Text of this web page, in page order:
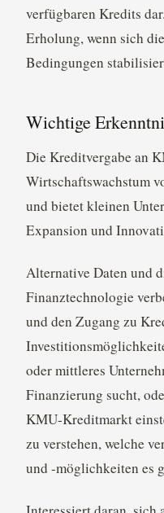
verfügbaren Kredits
Erholung, wenn sich
Bedingungen
Wichtige
Die Kreditvergabe an
Wirtschaftswachstum
und bietet kleinen
Expansion und
Alternative Daten und
Finanztechnologie
und den Zugang zu
oder mittleres
Finanzierung sucht,
KMU-Kreditmarkt
zu verstehen, welche
und -möglichkeiten es